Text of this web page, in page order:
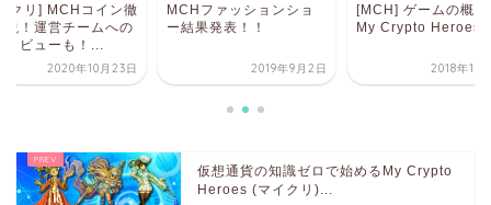
ファッションショ
果発表！！
2019年9月2日
[MCH] ゲームの概要 -
My Crypto Heroes攻...
2018年12月11日
[マイクリ] MCHコイ
底解説！運営チーム
2020年10
仮想通貨の知識ゼロで始めるMy Crypto
Heroes (マイクリ)...